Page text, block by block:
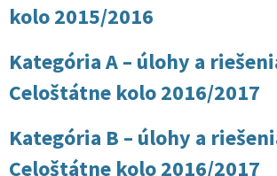
kolo 2015/2016
Kategória A – úlohy a
Celoštátne kolo 2016/2017
Kategória B – úlohy a
Celoštátne kolo 2016/2017